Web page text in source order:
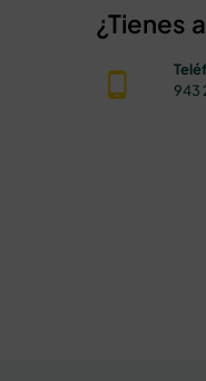
¿Tienes
943